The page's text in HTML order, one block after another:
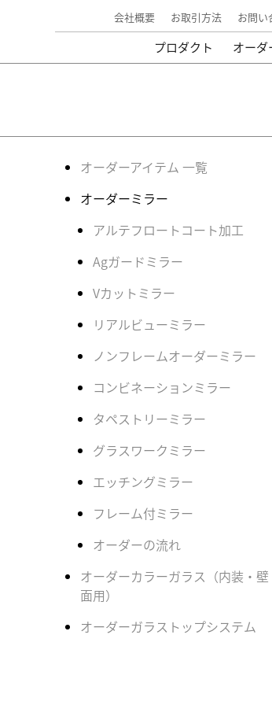
会社概要 お取引方法 お問い
プロダクト オーダ
オーダーアイテム 一覧
オーダーミラー
アルテフロートコート加工
Agガードミラー
Vカットミラー
リアルビューミラー
ノンフレームオーダーミラー
コンビネーションミラー
タペストリーミラー
グラスワークミラー
エッチングミラー
フレーム付ミラー
オーダーの流れ
オーダーカラーガラス（内装・壁
面用）
オーダーガラストップシステム